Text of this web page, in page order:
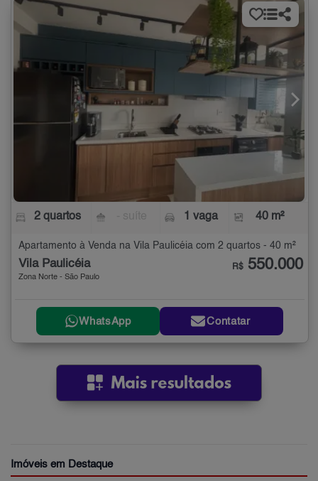
2 quartos 1 vaga 40 m²
Apartamento à Venda na Vila Paulicéia com 2 quartos - 40 m²
Vila Paulicéia
Zona Norte - São Paulo
R$ 550.000
WhatsApp Contatar
Imóveis em Destaque